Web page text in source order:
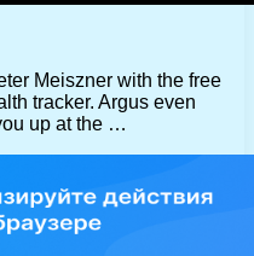
Meiszner with the free
tracker. Argus even
up at the …